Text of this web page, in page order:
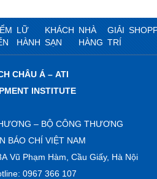
LỮ
HÀNH
KHÁCH
SẠN
NHÀ
HÀNG
GIẢI
TRÍ
CHÂU Á – ATI
INSTITUTE
– BỘ CÔNG THƯƠNG
BÁO CHÍ VIỆT NAM
Vũ Phạm Hàm, Cầu Giấy, Hà Nội
0967 366 107